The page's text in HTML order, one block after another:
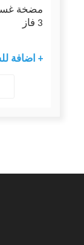
مضخة
3 فاز
+ اضافة